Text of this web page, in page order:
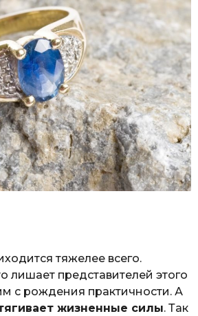
тяжелее всего.
лишает представителей этого
с рождения практичности. А
жизненные силы. Так